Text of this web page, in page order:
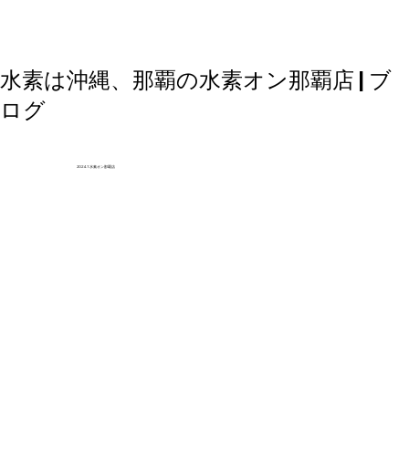
水素は沖縄、那覇の水素オン那覇店 | ブ
ログ
2024.1 水素オン那覇店